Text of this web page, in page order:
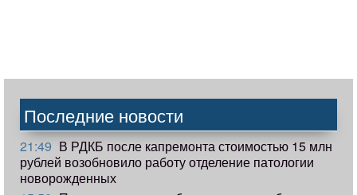
Последние новости
21:49 В РДКБ после капремонта стоимостью 15 млн
рублей возобновило работу отделение патологии
новорожденных